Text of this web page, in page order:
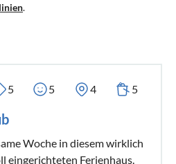
.
5 5 4 5
Woche in diesem wirklich
eingerichteten Ferienhaus.